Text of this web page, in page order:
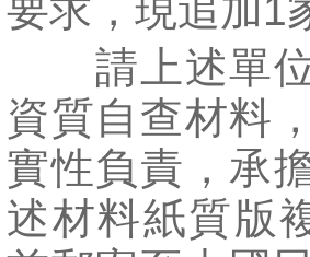
要求，現追加1
請上述單位
資質自查材料
實性負責，承
述材料紙質版